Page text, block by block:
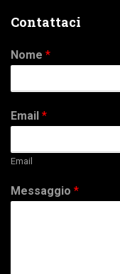
Contattaci
Nome *
Email *
Email
Messaggio *